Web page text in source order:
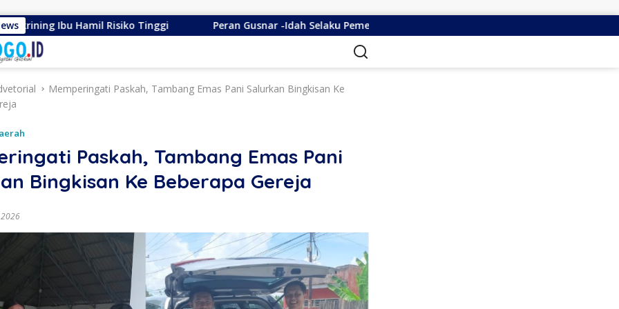
Tinggi Peran Gusnar -Idah Selaku Pemerintah, On The Track, Ekonomi Tumbuh Ditengah Efisiensi Anggaran
Memperingati Paskah, Tambang Emas Pani Salurkan Bingkisan Ke
Paskah, Tambang Emas Pani
Bingkisan Ke Beberapa Gereja